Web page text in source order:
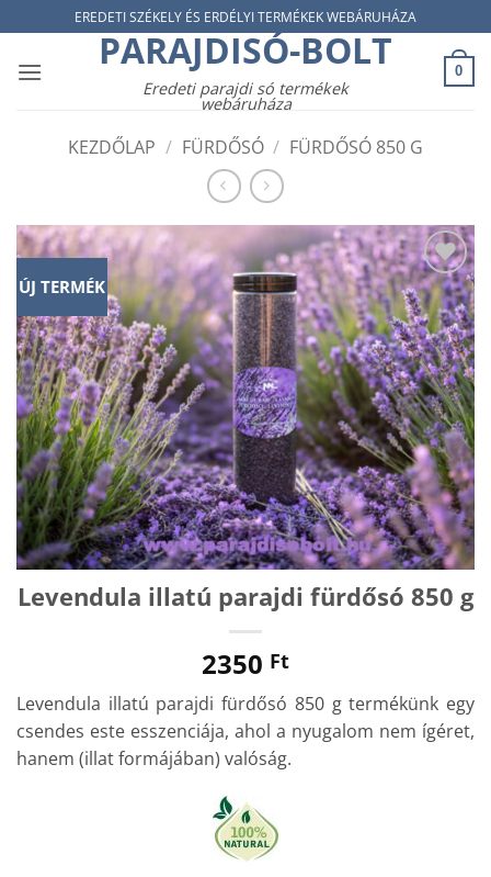
to
content
EREDETI SZÉKELY ÉS ERDÉLYI TERMÉKEK WEBÁRUHÁZA
PARAJDISÓ-BOLT
Eredeti parajdi só termékek
webáruháza
0
KEZDŐLAP / FÜRDŐSÓ / FÜRDŐSÓ 850 G
ÚJ TERMÉK
Add to
wishlist
Levendula illatú parajdi fürdősó 850 g
2350 Ft
Levendula illatú parajdi fürdősó 850 g termékünk egy
csendes este esszenciája, ahol a nyugalom nem ígéret,
hanem (illat formájában) valóság.